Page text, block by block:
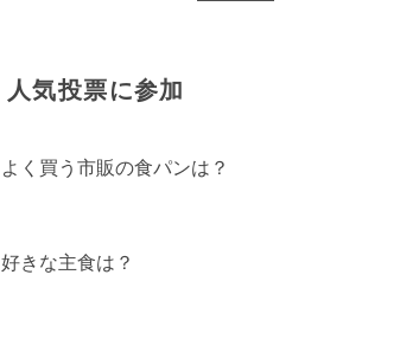
人気投票に参加
よく買う市販の食パンは？
好きな主食は？